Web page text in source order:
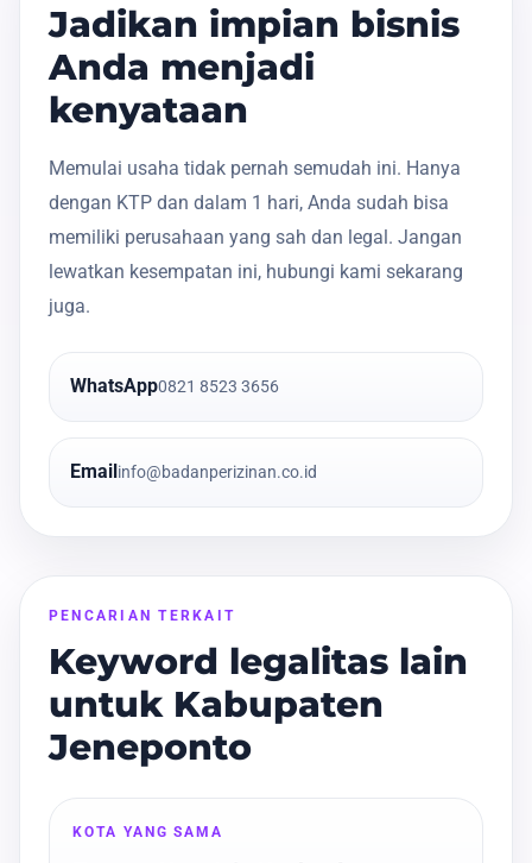
Jadikan impian bisnis
Anda menjadi
kenyataan
Memulai usaha tidak pernah semudah ini. Hanya
dengan KTP dan dalam 1 hari, Anda sudah bisa
memiliki perusahaan yang sah dan legal. Jangan
lewatkan kesempatan ini, hubungi kami sekarang
juga.
WhatsApp0821 8523 3656
Email info@badanperizinan.co.id
PENCARIAN TERKAIT
Keyword legalitas lain
untuk Kabupaten
Jeneponto
KOTA YANG SAMA